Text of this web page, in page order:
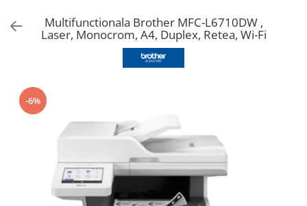
Scanere
Accesorii multifunctionale
Piese schimb
Drum unit
Multifunctionala Brother MFC-L6710DW ,
Laser, Monocrom, A4, Duplex, Retea, Wi-Fi
-6%